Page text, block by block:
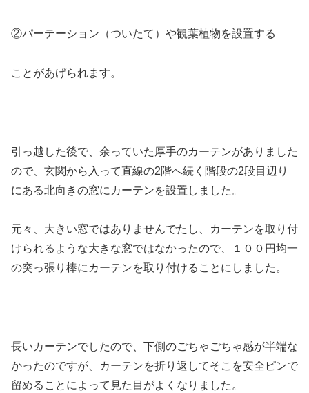
②パーテーション（ついたて）や観葉植物を設置する
ことがあげられます。
引っ越した後で、余っていた厚手のカーテンがありました
ので、玄関から入って直線の2階へ続く階段の2段目辺り
にある北向きの窓にカーテンを設置しました。
元々、大きい窓ではありませんでたし、カーテンを取り付
けられるような大きな窓ではなかったので、１００円均一
の突っ張り棒にカーテンを取り付けることにしました。
長いカーテンでしたので、下側のごちゃごちゃ感が半端な
かったのですが、カーテンを折り返してそこを安全ピンで
留めることによって見た目がよくなりました。